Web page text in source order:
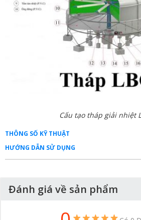
Cấu tạo tháp giải nhiệt
THÔNG SỐ KỸ THUẬT
HƯỚNG DẪN SỬ DỤNG
Đánh giá về sản phẩm